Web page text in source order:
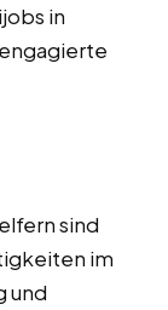
in
sind
im
und